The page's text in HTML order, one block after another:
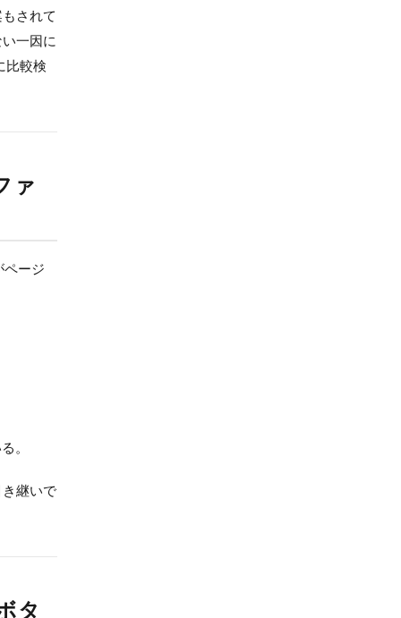
されて
一因に
比較検
ァ
ページ
。
継いで
タ